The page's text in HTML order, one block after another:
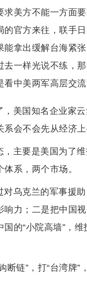
美方不能一方面
官方来往，联手
拿出缓解台海紧
一样光说不练，
中美两军高层交流
美国知名企业家
会不会先从经济上
主要是美国为了
系，两个市场。
乌克兰的军事援
力；二是把中国
的“小院高墙”，
链”，打“台湾牌